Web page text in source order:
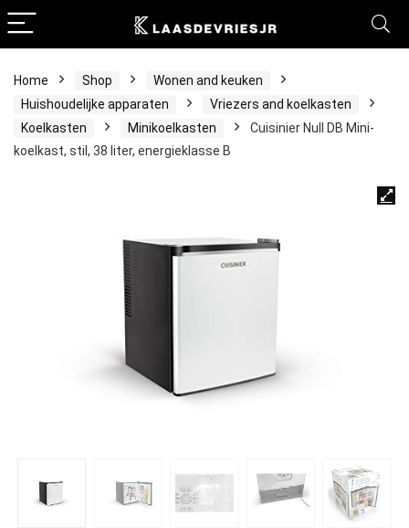
Home Shop
Wonen and keuken
Huishoudelijke apparaten
Vriezers and koelkasten
Koelkasten
Minikoelkasten
Cuisinier Null DB Mini-
koelkast, stil, 38 liter, energieklasse B